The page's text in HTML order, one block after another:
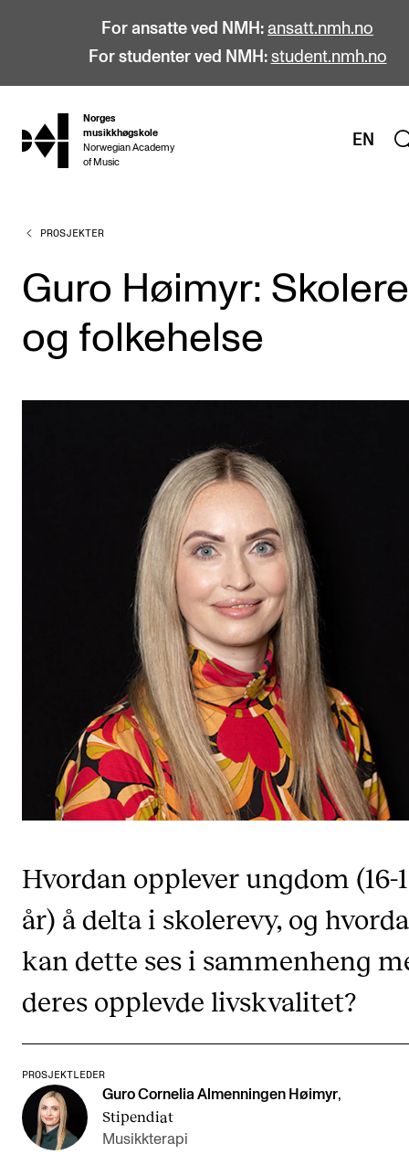
For ansatte ved NMH: ansatt.nmh.no
For studenter ved NMH: student.nmh.no
hjem
Norges
musikkhøgskole
Norwegian Academy
of Music
EN
STUDIER
Alle studier
Bachelor
Master
Årsstudium og videreutdanning
Søknad og opptak
Studentutvalet SUT (student.nmh.no)
FORSKNING
CERM
Publikasjoner
INTERNASJONALT
Samarbeidsprosjekter
Nettverk
PROSJEKTER
Guro Høimyr:
og folkehelse
Hvordan opplever ungdom (16-
år) å delta i skolerevy, og
kan dette ses i sammenheng
deres opplevde livskvalitet?
PROSJEKTLEDER
Guro Cornelia Almenningen Høimyr,
Stipendiat
Musikkterapi